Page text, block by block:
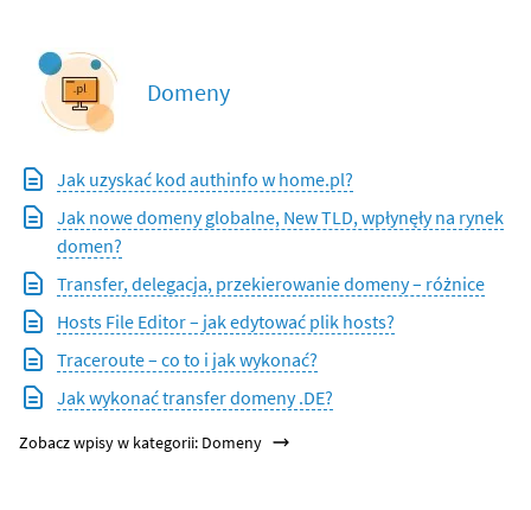
Domeny
Jak uzyskać kod authinfo w home.pl?
Jak nowe domeny globalne, New TLD, wpłynęły na rynek
domen?
Transfer, delegacja, przekierowanie domeny – różnice
Hosts File Editor – jak edytować plik hosts?
Traceroute – co to i jak wykonać?
Jak wykonać transfer domeny .DE?
Zobacz wpisy w kategorii: Domeny